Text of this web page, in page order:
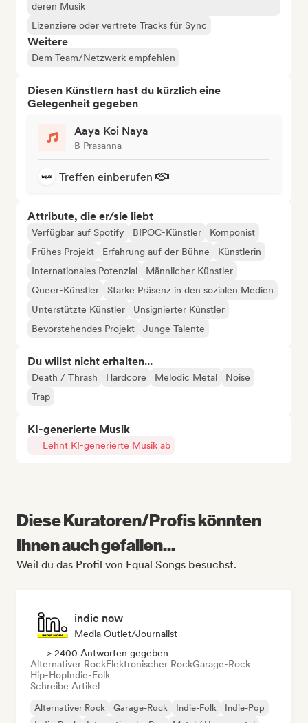
deren Musik
Lizenziere oder vertrete Tracks für Sync
Weitere
Dem Team/Netzwerk empfehlen
Diesen Künstlern hast du kürzlich eine
Gelegenheit gegeben
Aaya Koi Naya
B Prasanna
Treffen einberufen
Attribute, die er/sie liebt
Verfügbar auf Spotify BIPOC-Künstler
Komponist
Frühes Projekt
Erfahrung auf der Bühne
Künstlerin
Internationales Potenzial
Männlicher Künstler
Queer-Künstler
Starke Präsenz in den sozialen Medien
Unterstützte Künstler
Unsignierter Künstler
Bevorstehendes Projekt
Junge Talente
Du willst nicht erhalten...
Death / Thrash Hardcore Melodic Metal
Noise
Trap
KI-generierte Musik
Lehnt KI-generierte Musik ab
Diese Kuratoren/Profis könnten
Ihnen auch gefallen...
Weil du das Profil von Equal Songs besuchst.
indie now
Media Outlet/Journalist
> 2400 Antworten gegeben
Alternativer RockElektronischer RockGarage-Rock
Hip-HopIndie-Folk
Schreibe Artikel
Alternativer Rock Garage-Rock Indie-Folk
Indie-Pop